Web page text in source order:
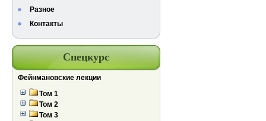
Разное
Контакты
Спецкурс
Фейнмановские лекции
Том 1
Том 2
Том 3